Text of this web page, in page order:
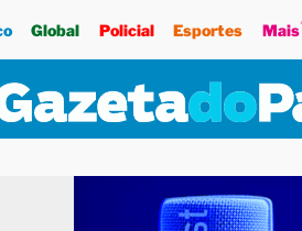
Global Policial Esportes Mais